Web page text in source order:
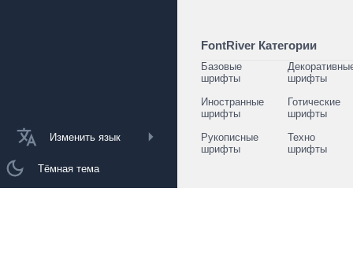
Изменить язык
Тёмная тема
FontRiver Категории
Базовые
шрифты
шрифты
Иностранные
шрифты
Готические
шрифты
Рукописные
шрифты
Техно
шрифты